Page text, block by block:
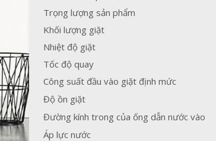
Trọng lượng sản phẩm
Khối lượng giặt
Nhiệt độ giặt
Tốc độ quay
Công suất đầu vào giặt định mức
Độ ồn giặt
Đường kính trong của ống dẫn nước vào
Áp lực nước